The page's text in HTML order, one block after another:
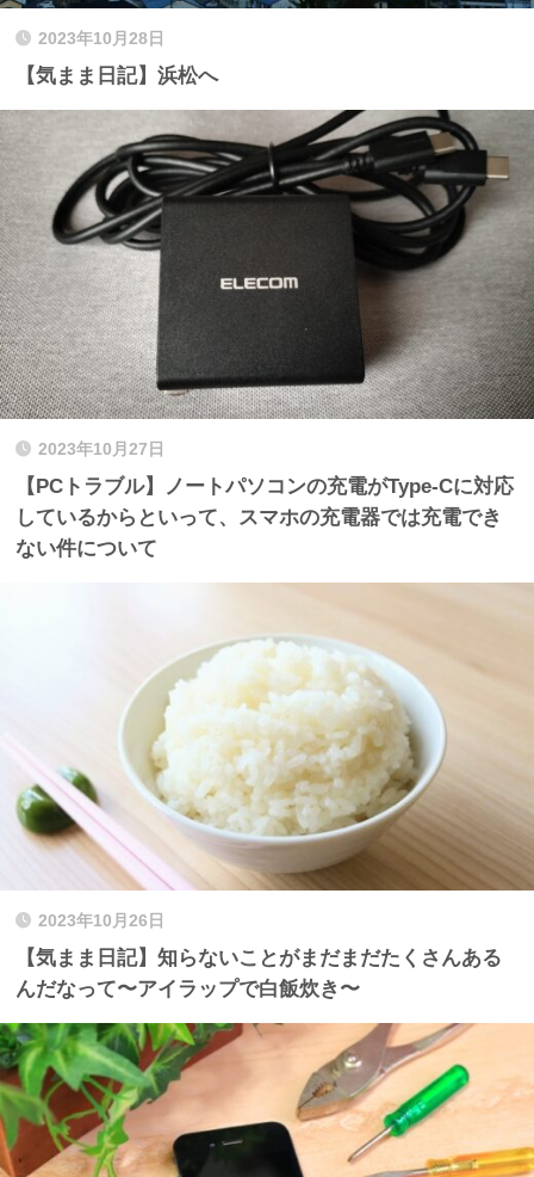
2023年10月28日
【気まま日記】浜松へ
2023年10月27日
【PCトラブル】ノートパソコンの充電がType-Cに対応
しているからといって、スマホの充電器では充電でき
ない件について
2023年10月26日
【気まま日記】知らないことがまだまだたくさんある
んだなって〜アイラップで白飯炊き〜